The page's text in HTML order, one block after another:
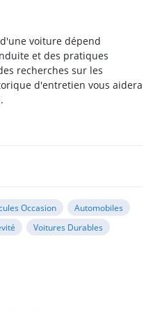
voiture dépend
et des pratiques
recherches sur les
d'entretien vous aidera
Occasion
Automobiles
Voitures Durables